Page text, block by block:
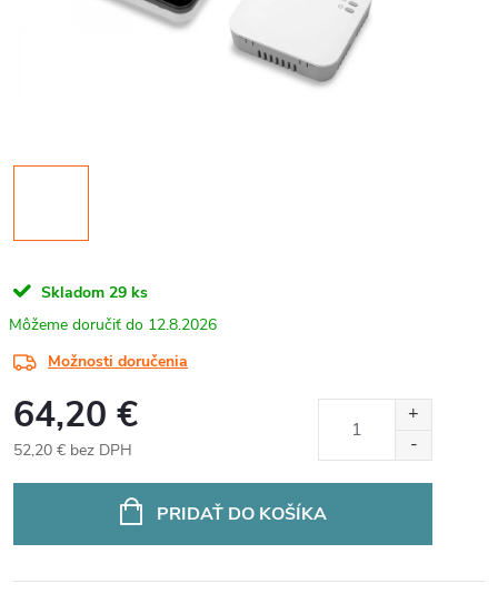
Skladom 29 ks
12.8.2026
Možnosti doručenia
64,20 €
52,20 € bez DPH
PRIDAŤ DO KOŠÍKA